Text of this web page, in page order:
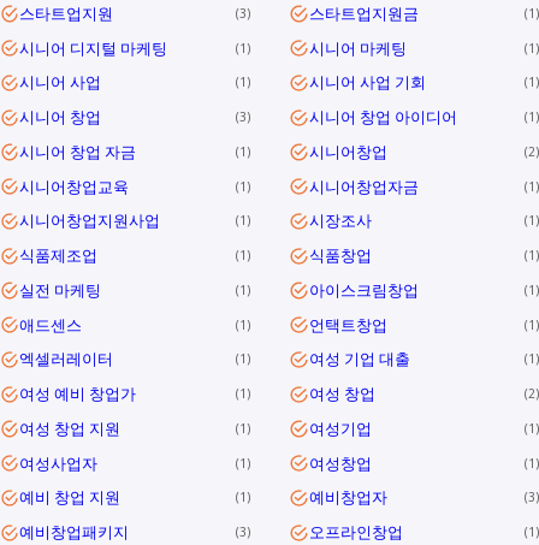
스타트업지원 3 스타트업지원금 1
시니어 디지털 마케팅 1 시니어 마케팅 1
시니어 사업 1 시니어 사업 기회 1
시니어 창업 3 시니어 창업 아이디어 1
시니어 창업 자금 1 시니어창업 2
시니어창업교육 1 시니어창업자금 1
시니어창업지원사업 1 시장조사 1
식품제조업 1 식품창업 1
실전 마케팅 1 아이스크림창업 1
애드센스 1 언택트창업 1
엑셀러레이터 1 여성 기업 대출 1
여성 예비 창업가 1 여성 창업 2
여성 창업 지원 1 여성기업 1
여성사업자 1 여성창업 1
예비 창업 지원 1 예비창업자 3
예비창업패키지 3 오프라인창업 1